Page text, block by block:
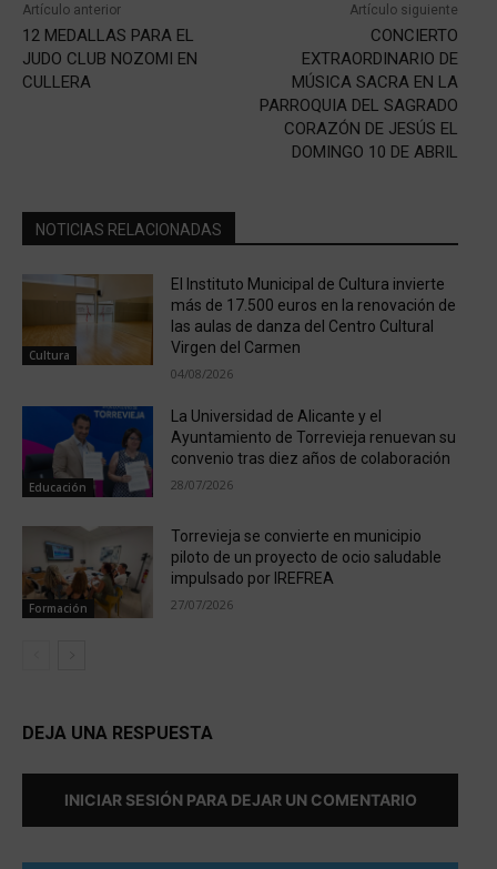
Artículo anterior
12 MEDALLAS PARA EL
JUDO CLUB NOZOMI EN
CULLERA
Artículo siguiente
CONCIERTO
EXTRAORDINARIO DE
MÚSICA SACRA EN LA
PARROQUIA DEL SAGRADO
CORAZÓN DE JESÚS EL
DOMINGO 10 DE ABRIL
NOTICIAS RELACIONADAS
Cultura
El Instituto Municipal de Cultura invierte
más de 17.500 euros en la renovación de
las aulas de danza del Centro Cultural
Virgen del Carmen
04/08/2026
Educación
La Universidad de Alicante y el
Ayuntamiento de Torrevieja renuevan su
convenio tras diez años de colaboración
28/07/2026
Formación
Torrevieja se convierte en municipio
piloto de un proyecto de ocio saludable
impulsado por IREFREA
27/07/2026
DEJA UNA RESPUESTA
INICIAR SESIÓN PARA DEJAR UN COMENTARIO